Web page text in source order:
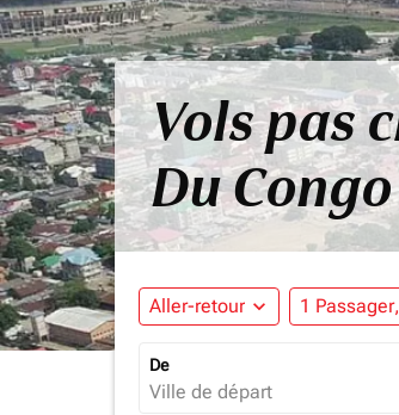
Vols pas
Du Congo
Aller-retour expand_more 1
De